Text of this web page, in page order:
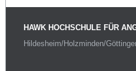
HAWK HOCHSCHULE FÜR
Hildesheim/Holzminden/